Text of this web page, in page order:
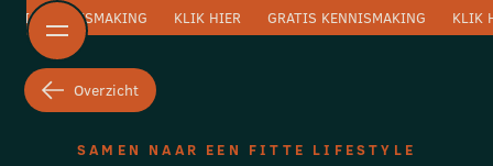
KENNISMAKING KLIK HIER GRATIS KENNISMAKING KLIK
Overzicht
SAMEN NAAR EEN FITTE LIFESTYLE